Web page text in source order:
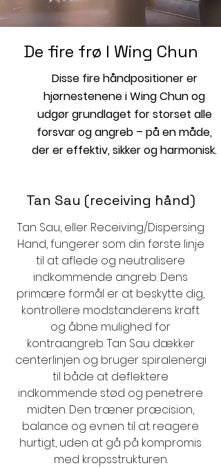
”Din Kamp”
De fire frø I Wing Chun
Disse fire håndpositioner er
hjørnestenene i Wing Chun og
udgør grundlaget forstorset alle
forsvar og angreb – på en måde,
der er effektiv, sikker og harmonisk.
Tan Sau (receiving hånd)
Tan Sau, eller Receiving/Dispersing
Hand, fungerer som din første linje
til at aflede og neutralisere
indkommende angreb. Dens
primære formål er at beskytte dig,
kontrollere modstanderens kraft
og åbne mulighed for
kontraangreb. Tan Sau dækker
centerlinjen og bruger spiralenergi
til både at deflektere
indkommende stød og penetrere
midten. Den træner præcision,
balance og evnen til at reagere
hurtigt, uden at gå på kompromis
med kropsstrukturen.